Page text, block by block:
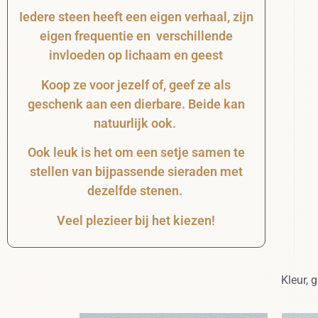
Iedere steen heeft een eigen verhaal, zijn
eigen frequentie en verschillende
invloeden op lichaam en geest
Koop ze voor jezelf of, geef ze als
geschenk aan een dierbare. Beide kan
natuurlijk ook.
Ook leuk is het om een setje samen te
stellen van bijpassende sieraden met
dezelfde stenen.
Veel plezieer bij het kiezen!
Kleur,